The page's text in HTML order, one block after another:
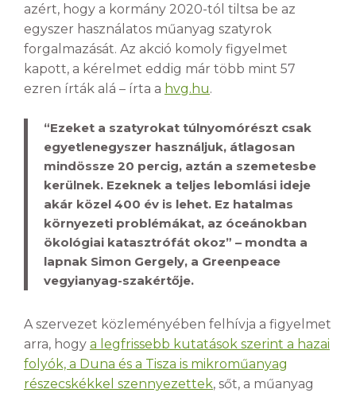
azért, hogy a kormány 2020-tól tiltsa be az
egyszer használatos műanyag szatyrok
forgalmazását. Az akció komoly figyelmet
kapott, a kérelmet eddig már több mint 57
ezren írták alá – írta a hvg.hu.
“Ezeket a szatyrokat túlnyomórészt csak
egyetlenegyszer használjuk, átlagosan
mindössze 20 percig, aztán a szemetesbe
kerülnek. Ezeknek a teljes lebomlási ideje
akár közel 400 év is lehet. Ez hatalmas
környezeti problémákat, az óceánokban
ökológiai katasztrófát okoz” – mondta a
lapnak Simon Gergely, a Greenpeace
vegyianyag-szakértője.
A szervezet közleményében felhívja a figyelmet
arra, hogy a legfrissebb kutatások szerint a hazai
folyók, a Duna és a Tisza is mikroműanyag
részecskékkel szennyezettek, sőt, a műanyag